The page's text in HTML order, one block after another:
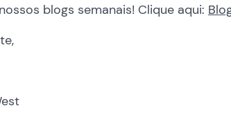
blogs semanais! Clique aqui: